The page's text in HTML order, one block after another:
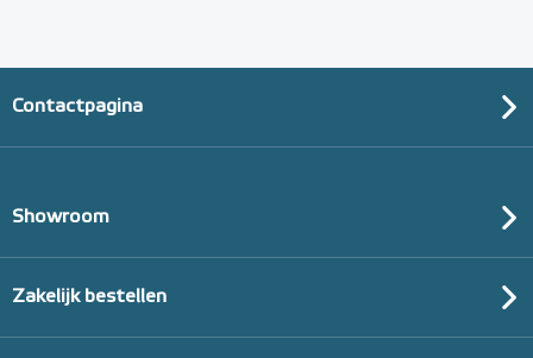
Contactpagina
Showroom
Zakelijk bestellen